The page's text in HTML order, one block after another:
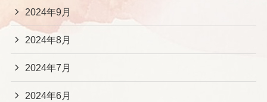
2024年9月
2024年8月
2024年7月
2024年6月